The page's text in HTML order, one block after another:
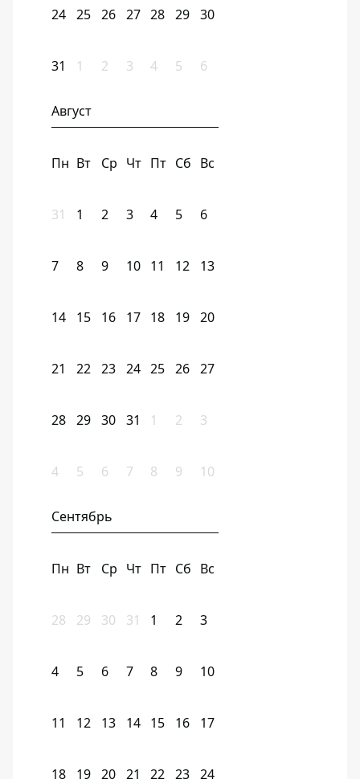
24 25 26 27 28 29 30
31 1 2 3 4 5 6
Август
Пн Вт Ср Чт Пт Сб Вс
31 1 2 3 4 5 6
7 8 9 10 11 12 13
14 15 16 17 18 19 20
21 22 23 24 25 26 27
28 29 30 31 1 2 3
4 5 6 7 8 9 10
Сентябрь
Пн Вт Ср Чт Пт Сб Вс
28 29 30 31 1 2 3
4 5 6 7 8 9 10
11 12 13 14 15 16 17
18 19 20 21 22 23 24